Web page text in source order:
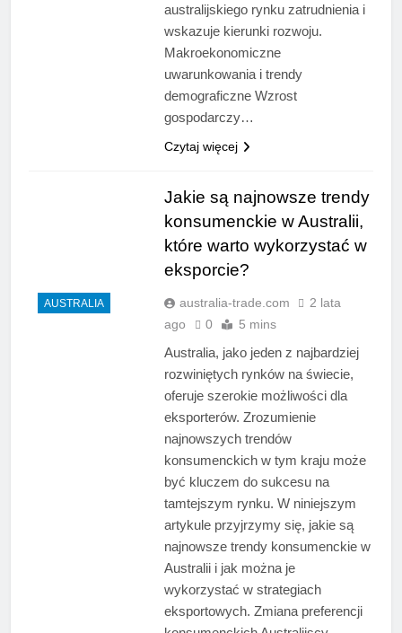
australijskiego rynku zatrudnienia i
wskazuje kierunki rozwoju.
Makroekonomiczne
uwarunkowania i trendy
demograficzne Wzrost
gospodarczy…
Czytaj więcej
AUSTRALIA
Jakie są najnowsze trendy
konsumenckie w Australii,
które warto wykorzystać w
eksporcie?
australia-trade.com
2 lata
ago
0 5 mins
Australia, jako jeden z najbardziej
rozwiniętych rynków na świecie,
oferuje szerokie możliwości dla
eksporterów. Zrozumienie
najnowszych trendów
konsumenckich w tym kraju może
być kluczem do sukcesu na
tamtejszym rynku. W niniejszym
artykule przyjrzymy się, jakie są
najnowsze trendy konsumenckie w
Australii i jak można je
wykorzystać w strategiach
eksportowych. Zmiana preferencji